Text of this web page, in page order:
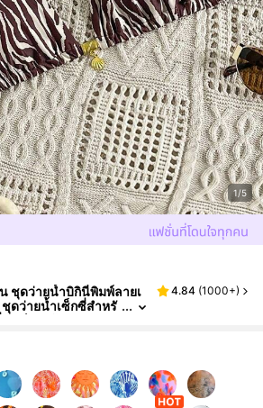
1/5
ชุดว่ายน้ำบิกินี่พิมพ์ลายเ
ดว่ายน้ำเซ็กซี่สำหรั
4.84 (1000+)